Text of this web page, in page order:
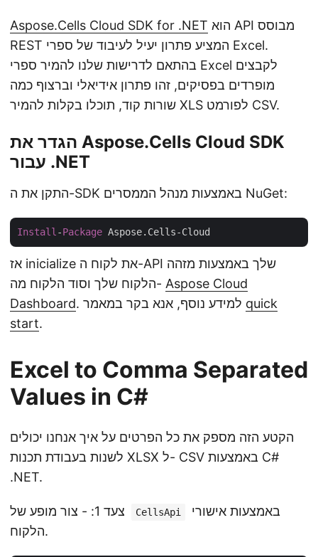
Aspose.Cells Cloud SDK for .NET
REST המציע פתרון יעיל לעיבוד של ספרי Excel.
בהתאם לדרישות שלנו להמיר ספרי Excel לקבצים
מופרדים בפסיקים, זהו פתרון אידיאלי וברצוף כמה
שורות קוד, תוכלו בקלות להמיר XLS לפורמט CSV.
הגדר את Aspose.Cells Cloud SDK
עבור .NET
התקן את ה-SDK באמצעות מנהל הממסרים NuGet:
Install-Package
אז inicialize את לקוח ה-API שלך באמצעות מזהה
הלקוח שלך וסוד הלקוח מה- Aspose Cloud
Dashboard
quick
start.
Excel to Comma Separated
Values in C#
הקטע הזה מספק את כל הפרטים על איך אנחנו יכולים
לשנות בעבודת תכנות XLSX ל- CSV באמצעות C#
.NET.
CellsApi
הלקוח.